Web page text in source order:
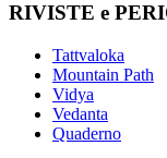
RIVISTE e
Tattvaloka
Mountain Path
Vidya
Vedanta
Quaderno